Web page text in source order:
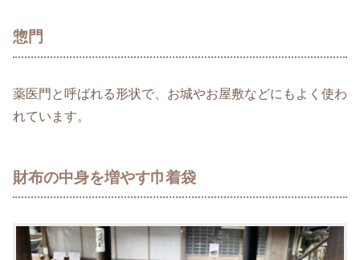
惣門
薬医門と呼ばれる形状で、お城やお屋敷などにもよく使わ
れています。
財布の中身を増やす巾着袋